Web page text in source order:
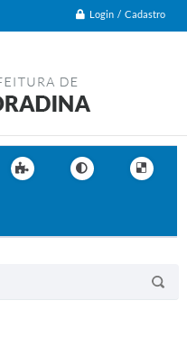
Login / Cadastro